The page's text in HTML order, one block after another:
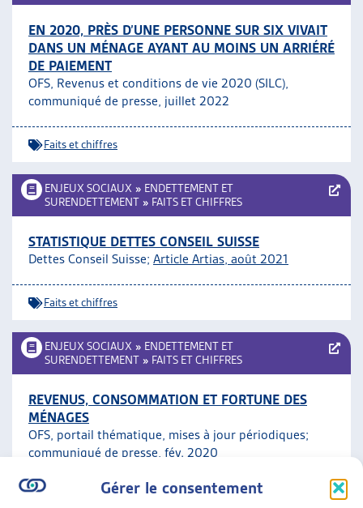
Gérer le consentement
EN 2020, PRÈS D’UNE PERSONNE SUR SIX VIVAIT
DANS UN MÉNAGE AYANT AU MOINS UN ARRIÉRÉ
DE PAIEMENT
OFS, Revenus et conditions de vie 2020 (SILC),
communiqué de presse, juillet 2022
Faits et chiffres
ENJEUX SOCIAUX » ENDETTEMENT ET
SURENDETTEMENT » FAITS ET CHIFFRES
STATISTIQUE DETTES CONSEIL SUISSE
Dettes Conseil Suisse; Article Artias, août 2021
Faits et chiffres
ENJEUX SOCIAUX » ENDETTEMENT ET
SURENDETTEMENT » FAITS ET CHIFFRES
REVENUS, CONSOMMATION ET FORTUNE DES
MÉNAGES
OFS, portail thématique, mises à jour périodiques;
communiqué de presse, fév. 2020
Faits et chiffres